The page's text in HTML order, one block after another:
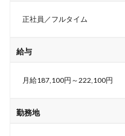
正社員／フルタイム
給与
月給187,100円～222,100円
勤務地